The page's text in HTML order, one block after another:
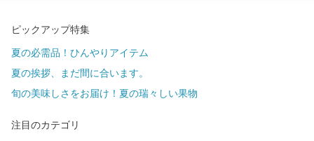
ピックアップ特集
夏の必需品！ひんやりアイテム
夏の挨拶、まだ間に合います。
旬の美味しさをお届け！夏の瑞々しい果物
注目のカテゴリ